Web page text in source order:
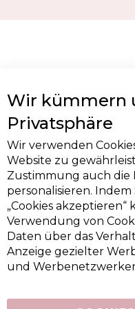
Wir kümmern
Privatsphäre
Wir verwenden
Website zu
Zustimmung auch die
personalisieren.
„Cookies akzeptieren“
Verwendung von
Daten über das
Anzeige gezielter
und